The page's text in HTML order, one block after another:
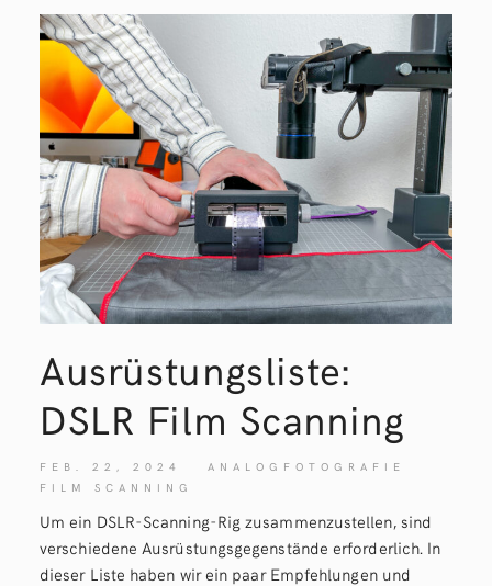
Ausrüstungsliste:
DSLR Film Scanning
FEB. 22, 2024
ANALOGFOTOGRAFIE
FILM SCANNING
Um ein DSLR-Scanning-Rig zusammenzustellen, sind
verschiedene Ausrüstungsgegenstände erforderlich. In
dieser Liste haben wir ein paar Empfehlungen und